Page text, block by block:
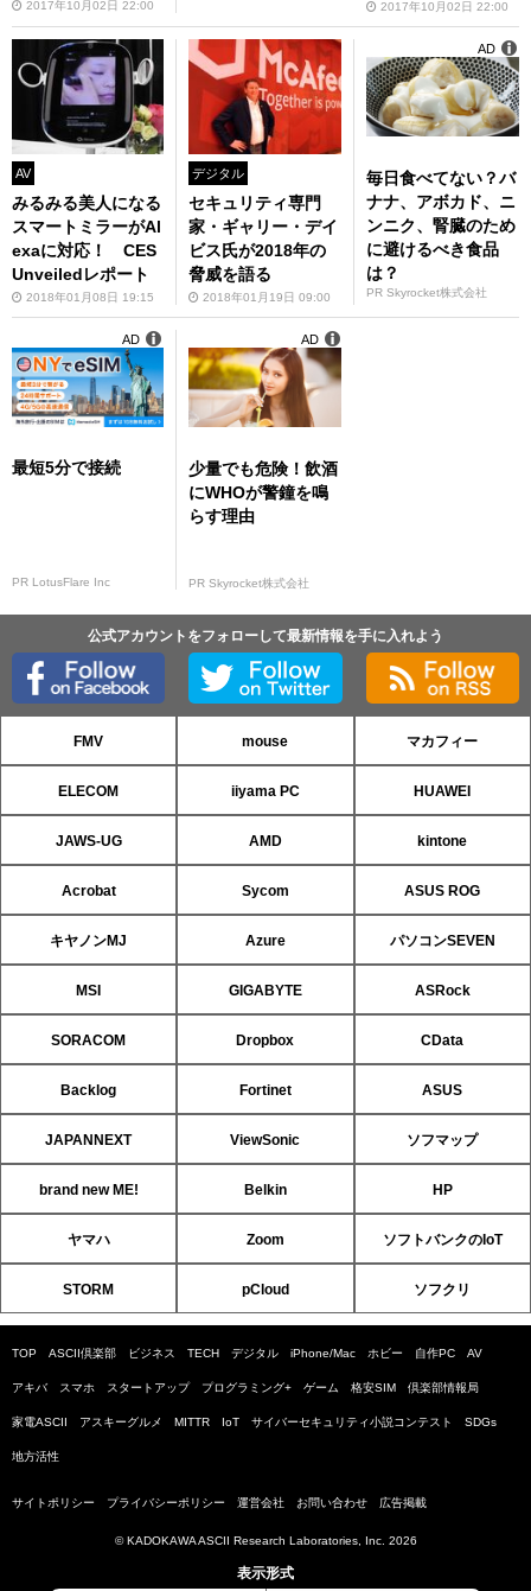
2017年10月02日 22:00 2017年10月02日 22:00
AV
みるみる美人になる
スマートミラーがAl
exaに対応！ CES
Unveiledレポート
2018年01月08日 19:15
デジタル
セキュリティ専門
家・ギャリー・デイ
ビス氏が2018年の
脅威を語る
2018年01月19日 09:00
毎日食べてない？バ
ナナ、アボカド、ニ
ンニク、腎臓のため
に避けるべき食品
は？
PR Skyrocket株式会社
AD
最短5分で接続
PR LotusFlare Inc
AD
少量でも危険！飲酒
にWHOが警鐘を鳴
らす理由
PR Skyrocket株式会社
AD
公式アカウントをフォローして最新情報を手に入れよう
FMV mouse マカフィー
ELECOM iiyama PC HUAWEI
JAWS-UG AMD kintone
Acrobat Sycom ASUS ROG
キヤノンMJ Azure パソコンSEVEN
MSI GIGABYTE ASRock
SORACOM Dropbox CData
Backlog Fortinet ASUS
JAPANNEXT ViewSonic ソフマップ
brand new ME! Belkin HP
ヤマハ Zoom ソフトバンクのIoT
STORM pCloud ソフクリ
TOP ASCII倶楽部 ビジネス TECH デジタル iPhone/Mac ホビー 自作PC AV
アキバ スマホ スタートアップ プログラミング+ ゲーム 格安SIM 倶楽部情報局
家電ASCII アスキーグルメ MITTR IoT サイバーセキュリティ小説コンテスト SDGs
地方活性
サイトポリシー プライバシーポリシー 運営会社 お問い合わせ 広告掲載
© KADOKAWA ASCII Research Laboratories, Inc. 2026
表示形式